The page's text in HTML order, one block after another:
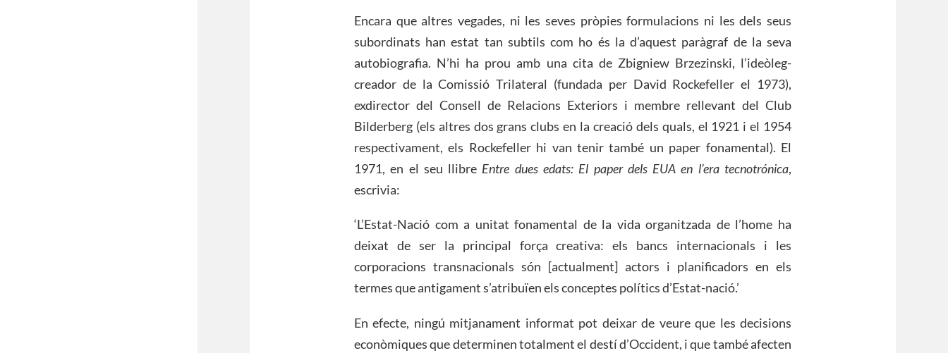
Encara que altres vegades, ni les seves pròpies formulacions ni les dels seus
subordinats han estat tan subtils com ho és la d’aquest paràgraf de la seva
autobiografia. N’hi ha prou amb una cita de Zbigniew Brzezinski, l’ideòleg-
creador de la Comissió Trilateral (fundada per David Rockefeller el 1973),
exdirector del Consell de Relacions Exteriors i membre rellevant del Club
Bilderberg (els altres dos grans clubs en la creació dels quals, el 1921 i el 1954
respectivament, els Rockefeller hi van tenir també un paper fonamental). El
1971, en el seu llibre Entre dues edats: El paper dels EUA en l’era tecnotrónica,
escrivia:
‘L’Estat-Nació com a unitat fonamental de la vida organitzada de l’home ha
deixat de ser la principal força creativa: els bancs internacionals i les
corporacions transnacionals són [actualment] actors i planificadors en els
termes que antigament s’atribuïen els conceptes polítics d’Estat-nació.’
En efecte, ningú mitjanament informat pot deixar de veure que les decisions
econòmiques que determinen totalment el destí d’Occident, i que també afecten